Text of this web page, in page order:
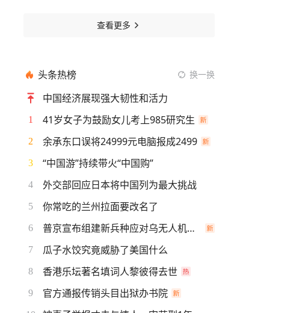
查看更多
头条热榜 换一换
中国经济展现强大韧性和活力
1 41岁女子为鼓励女儿考上985研究生
2 余承东口误将24999元电脑报成2499
3 “中国游”持续带火“中国购”
4 外交部回应日本将中国列为最大挑战
5 你常吃的兰州拉面要改名了
6 普京宣布组建新兵种应对乌无人机进攻
7 瓜子水饺究竟威胁了美国什么
8 香港乐坛著名填词人黎彼得去世
9 官方通报传销头目出狱办书院